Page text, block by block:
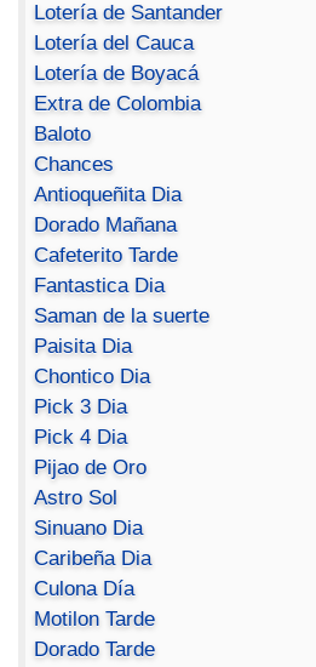
Lotería de Santander
Lotería del Cauca
Lotería de Boyacá
Extra de Colombia
Baloto
Chances
Antioqueñita Dia
Dorado Mañana
Cafeterito Tarde
Fantastica Dia
Saman de la suerte
Paisita Dia
Chontico Dia
Pick 3 Dia
Pick 4 Dia
Pijao de Oro
Astro Sol
Sinuano Dia
Caribeña Dia
Culona Día
Motilon Tarde
Dorado Tarde